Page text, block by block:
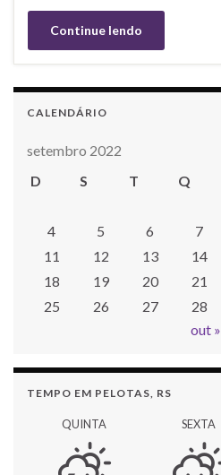
Continue lendo
CALENDÁRIO
setembro 2022
D
S T Q
4
5 6 7
11
12 13 14
18
19 20 21
25
26 27 28
out »
TEMPO EM PELOTAS, RS
QUINTA SEXTA